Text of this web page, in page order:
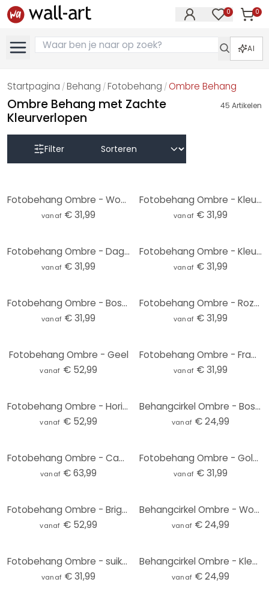
0 0
AI
Startpagina / Behang / Fotobehang / Ombre Behang
Ombre Behang met Zachte
Kleurverlopen
45 Artikelen
Filter
Fotobehang Ombre - Woestijnochtend
vanaf € 31,99
Fotobehang Ombre - Kleurrijke pastel hemel
vanaf € 31,99
Fotobehang Ombre - Dageraad
vanaf € 31,99
Fotobehang Ombre - Kleurrijke dageraad
vanaf € 31,99
Fotobehang Ombre - Bosmist
vanaf € 31,99
Fotobehang Ombre - Roze zon
vanaf € 31,99
Fotobehang Ombre - Geel
vanaf € 52,99
Fotobehang Ombre - Frambozenijs
vanaf € 31,99
Fotobehang Ombre - Horizon
vanaf € 52,99
Behangcirkel Ombre - Bosmist - vliesbehang/zelfklevend vliesbehang
vanaf € 24,99
Fotobehang Ombre - Cappuccino
vanaf € 63,99
Fotobehang Ombre - Golven op het strand
vanaf € 31,99
Fotobehang Ombre - Bright Day
vanaf € 52,99
Behangcirkel Ombre - Woestijnochtend - vliesbehang/zelfklevend vliesbehang
vanaf € 24,99
Fotobehang Ombre - suikerspin droom
vanaf € 31,99
Behangcirkel Ombre - Kleurrijke pastel hemel - vliesbehang/zelfklevend vliesbehang
vanaf € 24,99